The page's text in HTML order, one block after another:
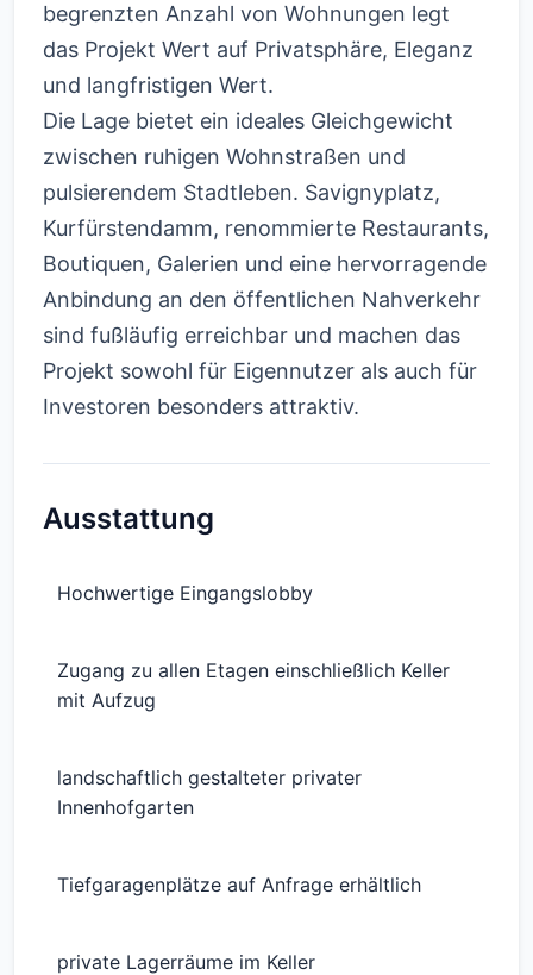
begrenzten Anzahl von Wohnungen legt
das Projekt Wert auf Privatsphäre, Eleganz
und langfristigen Wert.
Die Lage bietet ein ideales Gleichgewicht
zwischen ruhigen Wohnstraßen und
pulsierendem Stadtleben. Savignyplatz,
Kurfürstendamm, renommierte Restaurants,
Boutiquen, Galerien und eine hervorragende
Anbindung an den öffentlichen Nahverkehr
sind fußläufig erreichbar und machen das
Projekt sowohl für Eigennutzer als auch für
Investoren besonders attraktiv.
Ausstattung
Hochwertige Eingangslobby
Zugang zu allen Etagen einschließlich Keller
mit Aufzug
landschaftlich gestalteter privater
Innenhofgarten
Tiefgaragenplätze auf Anfrage erhältlich
private Lagerräume im Keller